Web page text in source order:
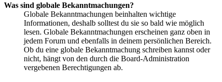
Was sind globale Bekanntmachungen?
Globale Bekanntmachungen beinhalten wichtige
Informationen, deshalb solltest du sie so bald wie möglich
lesen. Globale Bekanntmachungen erscheinen ganz oben in
jedem Forum und ebenfalls in deinem persönlichen Bereich.
Ob du eine globale Bekanntmachung schreiben kannst oder
nicht, hängt von den durch die Board-Administration
vergebenen Berechtigungen ab.